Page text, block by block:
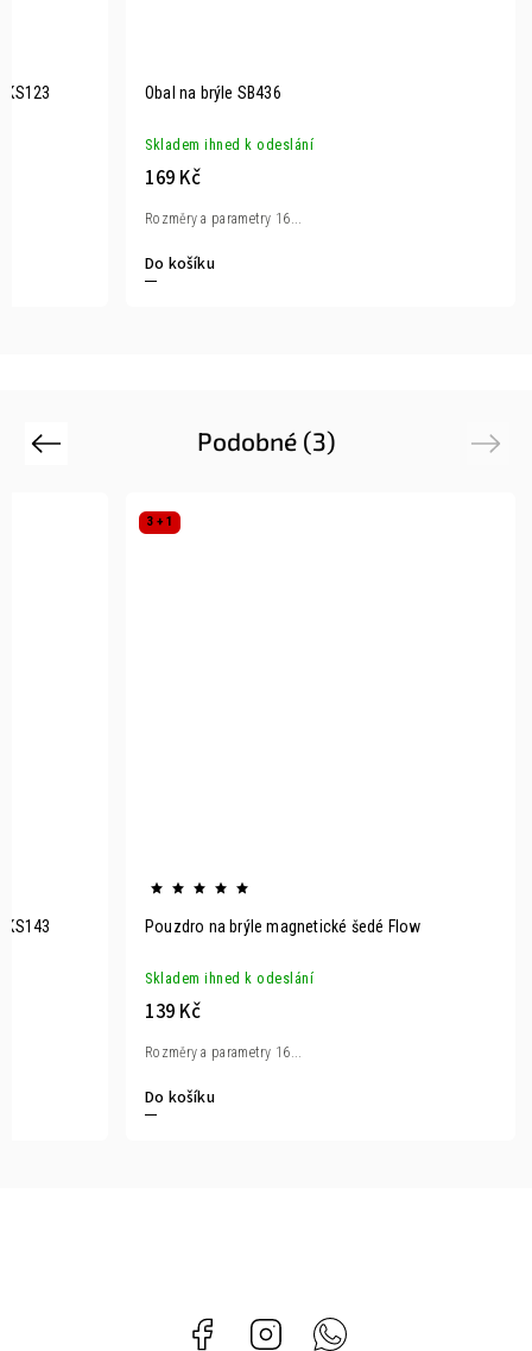
Obal na brýle SB436
Skladem ihned k odeslání
169 Kč
Do košíku
Rozměry a parametry 16...
Podobné (3)
Previous
3 + 1
Pouzdro na brýle magnetické šedé Flow
Skladem ihned k odeslání
139 Kč
Do košíku
Rozměry a parametry 16...
Next
Facebook Instagram